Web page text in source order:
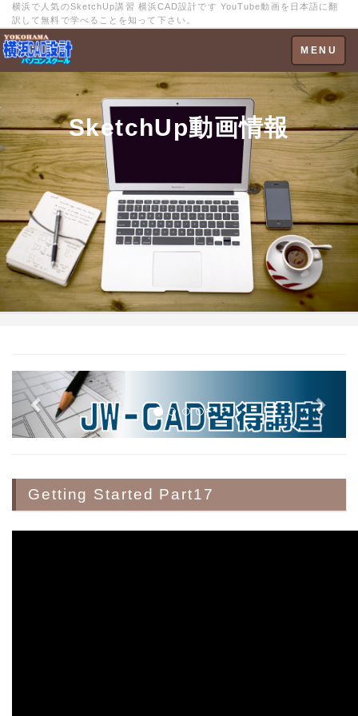
横浜で人気のSketchUp講習 横浜CAD設計です YouTube動画を日本語に翻
訳して無料で学べることを知って下さい。
Toggle
navigation
MENU
SketchUp動画情報
Getting Started Part17